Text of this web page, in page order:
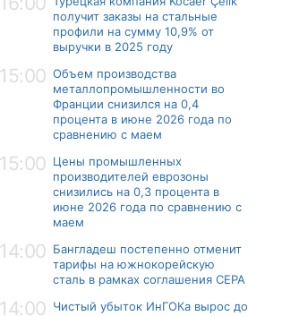
получит заказы на стальные
профили на сумму 10,9% от
выручки в 2025 году
15:00 Объем производства
металлопромышленности во
Франции снизился на 0,4
процента в июне 2026 года по
сравнению с маем
15:00 Цены промышленных
производителей еврозоны
снизились на 0,3 процента в
июне 2026 года по сравнению с
маем
14:00 Бангладеш постепенно отменит
тарифы на южнокорейскую
сталь в рамках соглашения CEPA
14:00 Чистый убыток ИнГОКа вырос до